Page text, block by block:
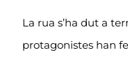
La rua s’ha dut a
protagonistes han